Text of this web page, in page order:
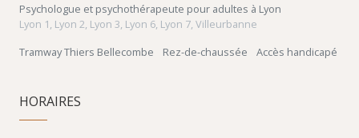
Psychologue et psychothérapeute pour adultes à Lyon
Lyon 1, Lyon 2, Lyon 3, Lyon 6, Lyon 7, Villeurbanne
Tramway Thiers Bellecombe
Rez-de-chaussée Accès handicapé
HORAIRES